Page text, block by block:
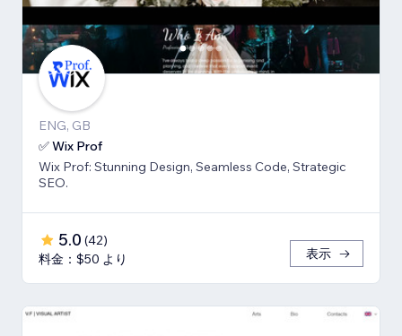
ENG, GB
✅ Wix Prof
Wix Prof: Stunning Design, Seamless Code, Strategic
SEO.
5.0 (42)
料金：$50 より
表示